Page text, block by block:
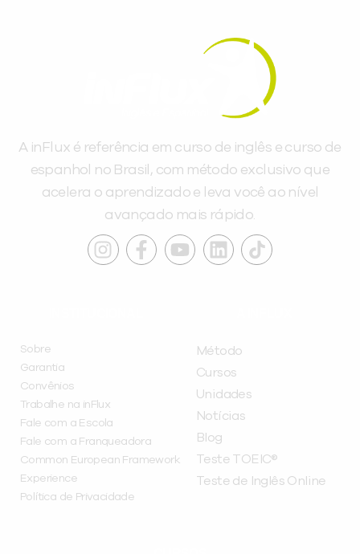
A inFlux é referência em curso de inglês e curso de
espanhol no Brasil, com método exclusivo que
acelera o aprendizado e leva você ao nível
avançado mais rápido.
Sobre
Garantia
Convênios
Trabalhe na inFlux
Fale com a Escola
Fale com a Franqueadora
Common European Framework
Experience
Política de Privacidade
Método
Cursos
Unidades
Notícias
Blog
Teste TOEIC®
Teste de Inglês Online